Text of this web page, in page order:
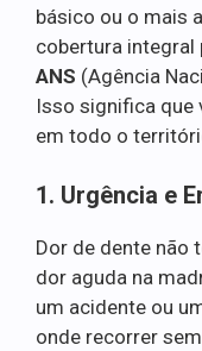
básico ou o mais
cobertura integral
ANS (Agência
Isso significa que
em todo o
1. Urgência e
Dor de dente não
dor aguda na
um acidente ou
onde recorrer